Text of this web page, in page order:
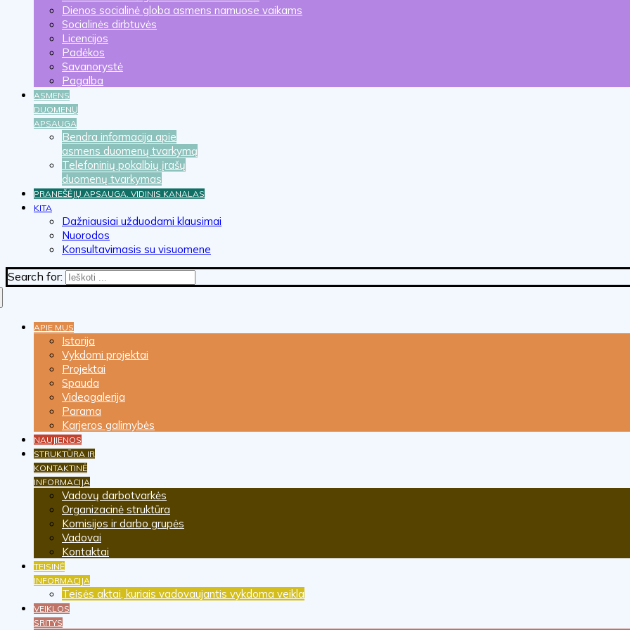
Dienos socialinė globa asmens namuose vaikams
Socialinės dirbtuvės
Licencijos
Padėkos
Savanorystė
Pagalba
ASMENS
DUOMENŲ
APSAUGA
Bendra informacija apie
asmens duomenų tvarkymą
Telefoninių pokalbių įrašų
duomenų tvarkymas
PRANEŠĖJŲ APSAUGA. VIDINIS KANALAS
KITA
Dažniausiai užduodami klausimai
Nuorodos
Konsultavimasis su visuomene
Search for:
APIE MUS
Istorija
Vykdomi projektai
Projektai
Spauda
Videogalerija
Parama
Karjeros galimybės
NAUJIENOS
STRUKTŪRA IR
KONTAKTINĖ
INFORMACIJA
Vadovų darbotvarkės
Organizacinė struktūra
Komisijos ir darbo grupės
Vadovai
Kontaktai
TEISINĖ
INFORMACIJA
Teisės aktai, kuriais vadovaujantis vykdoma veikla
VEIKLOS
SRITYS